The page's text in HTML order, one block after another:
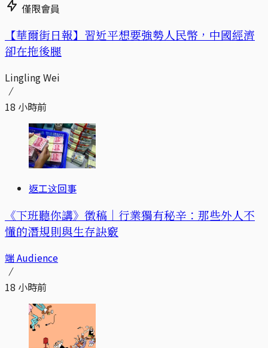
僅限會員
【華爾街日報】習近平想要強勢人民幣，中國經濟
卻在拖後腿
Lingling Wei
18 小時前
返工这回事
《下班聽你講》徵稿｜行業獨有秘辛：那些外人不
懂的潛規則與生存訣竅
端 Audience
18 小時前